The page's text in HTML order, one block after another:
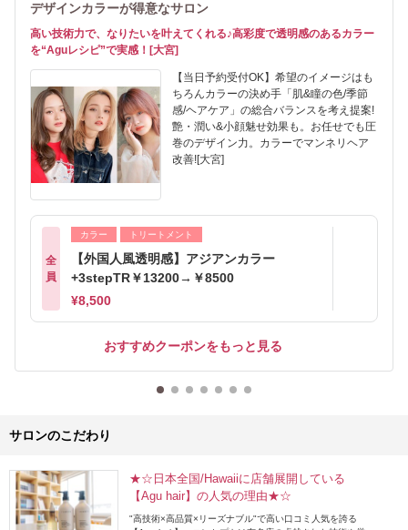
デザインカラーが得意なサロン
高い技術力で、なりたいを叶えてくれる♪高彩度で透明感のあるカラー
を“Aguレシピ”で実感！[大宮]
【当日予約受付OK】希望のイメージはも
ちろんカラーの決め手「肌&瞳の色/季節
感/ヘアケア」の総合バランスを考え提案!
艶・潤い&小顔魅せ効果も。お任せでも圧
巻のデザイン力。カラーでマンネリヘア
改善![大宮]
全
員
カラー トリートメント
【外国人風透明感】アジアンカラー
+3stepTR￥13200→￥8500
¥8,500
おすすめクーポンをもっと見る
サロンのこだわり
★☆日本全国/Hawaiiに店舗展開している
【Agu hair】の人気の理由★☆
"高技術×高品質×リーズナブル"で高い口コミ人気を誇る